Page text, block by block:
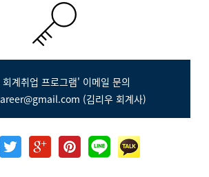
계취업 프로그램' 이메일 문의
(김리우 회계사)